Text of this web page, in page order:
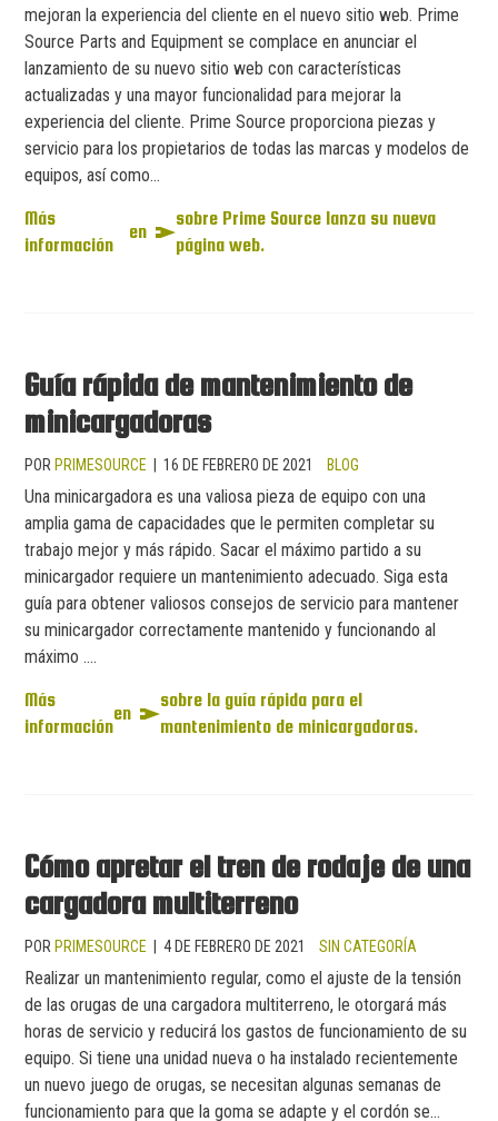
mejoran la experiencia del cliente en el nuevo sitio web. Prime
Source Parts and Equipment se complace en anunciar el
lanzamiento de su nuevo sitio web con características
actualizadas y una mayor funcionalidad para mejorar la
experiencia del cliente. Prime Source proporciona piezas y
servicio para los propietarios de todas las marcas y modelos de
equipos, así como...
Más
información
en
sobre Prime Source lanza su nueva
página web.
Guía rápida de mantenimiento de
minicargadoras
POR PRIMESOURCE 16 DE FEBRERO DE 2021 BLOG
Una minicargadora es una valiosa pieza de equipo con una
amplia gama de capacidades que le permiten completar su
trabajo mejor y más rápido. Sacar el máximo partido a su
minicargador requiere un mantenimiento adecuado. Siga esta
guía para obtener valiosos consejos de servicio para mantener
su minicargador correctamente mantenido y funcionando al
máximo ....
Más
información
en
sobre la guía rápida para el
mantenimiento de minicargadoras.
Cómo apretar el tren de rodaje de una
cargadora multiterreno
POR PRIMESOURCE 4 DE FEBRERO DE 2021 SIN CATEGORÍA
Realizar un mantenimiento regular, como el ajuste de la tensión
de las orugas de una cargadora multiterreno, le otorgará más
horas de servicio y reducirá los gastos de funcionamiento de su
equipo. Si tiene una unidad nueva o ha instalado recientemente
un nuevo juego de orugas, se necesitan algunas semanas de
funcionamiento para que la goma se adapte y el cordón se...